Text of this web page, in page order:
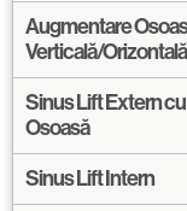
Augmentare
Verticală/Orizontală
Sinus Lift Extern
Osoasă
Sinus Lift Intern